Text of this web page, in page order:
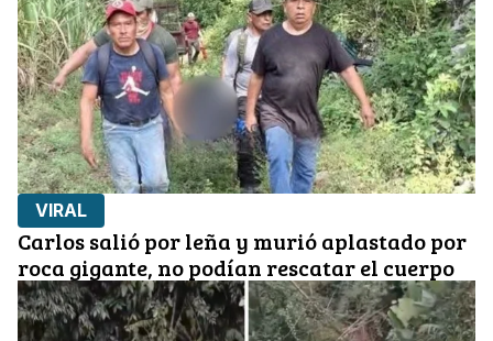
VIRAL
Carlos salió por leña y murió aplastado por
roca gigante, no podían rescatar el cuerpo